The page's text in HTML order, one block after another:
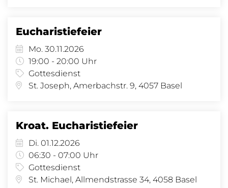
Eucharistiefeier
Mo. 30.11.2026
19:00 - 20:00 Uhr
Gottesdienst
St. Joseph, Amerbachstr. 9, 4057 Basel
Kroat. Eucharistiefeier
Di. 01.12.2026
06:30 - 07:00 Uhr
Gottesdienst
St. Michael, Allmendstrasse 34, 4058 Basel